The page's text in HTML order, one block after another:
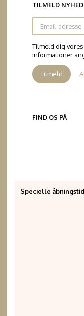
TILMELD
Email-
adresse
Tilmeld dig
informationer
Tilmeld
FIND OS PÅ
Specielle